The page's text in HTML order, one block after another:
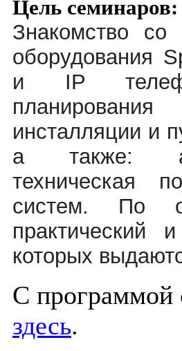
Цель семинаров:
Знакомство со
оборудования
и IP
инсталляции и
а также:
техническая
систем. По
практический
которых
С программой
здесь.